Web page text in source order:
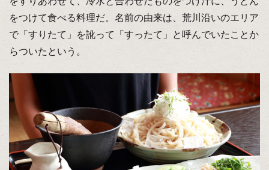
をつけて食べる料理だ。名前の由来は、荒川沿いのエリア
で「すりたて」を訛って「すったて」と呼んでいたことか
らついたという。